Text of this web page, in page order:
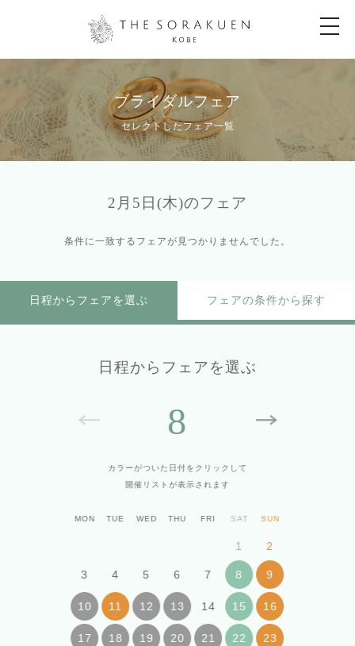
t
o
g
g
a
ブライダルフェア
セレクトしたフェア一覧
2月5日(木)のフェア
条件に一致するフェアが見つかりませんでした。
日程からフェアを選ぶ フェアの条件から探す
日程からフェアを選ぶ
8
カラーがついた日付をクリックして
開催リストが表示されます
MON TUE WED THU FRI SAT SUN
1 2
3 4 5 6 7 8 9
10 11 12 13 14 15 16
17 18 19 20 21 22 23